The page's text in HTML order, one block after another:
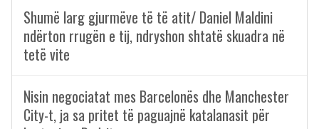
Shumë larg gjurmëve të të atit/ Daniel Maldini
ndërton rrugën e tij, ndryshon shtatë skuadra në
tetë vite
Nisin negociatat mes Barcelonës dhe Manchester
City-t, ja sa pritet të paguajnë katalanasit për